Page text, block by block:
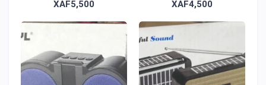
tout-terrain – Robuste
XAF5,500
tout-terrain – Robuste
XAF4,500